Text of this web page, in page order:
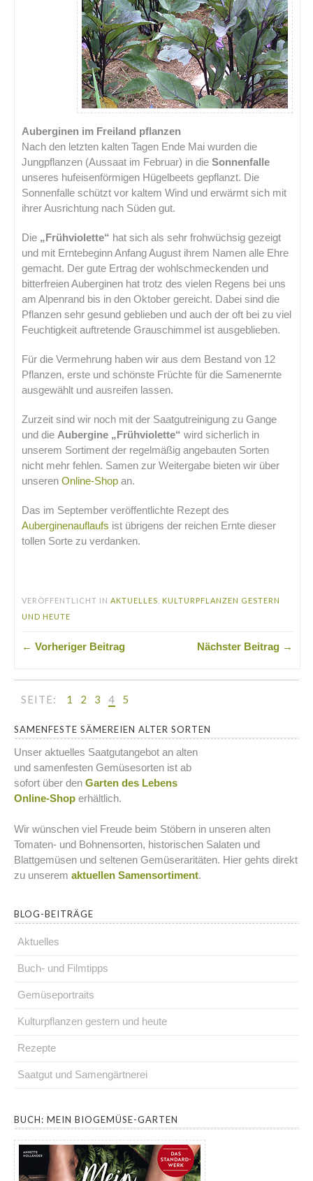
Auberginen im Freiland pflanzen
Nach den letzten kalten Tagen Ende Mai wurden die
Jungpflanzen (Aussaat im Februar) in die Sonnenfalle
unseres hufeisenförmigen Hügelbeets gepflanzt. Die
Sonnenfalle schützt vor kaltem Wind und erwärmt sich mit
ihrer Ausrichtung nach Süden gut.
Die „Frühviolette“ hat sich als sehr frohwüchsig gezeigt
und mit Erntebeginn Anfang August ihrem Namen alle Ehre
gemacht. Der gute Ertrag der wohlschmeckenden und
bitterfreien Auberginen hat trotz des vielen Regens bei uns
am Alpenrand bis in den Oktober gereicht. Dabei sind die
Pflanzen sehr gesund geblieben und auch der oft bei zu viel
Feuchtigkeit auftretende Grauschimmel ist ausgeblieben.
Für die Vermehrung haben wir aus dem Bestand von 12
Pflanzen, erste und schönste Früchte für die Samenernte
ausgewählt und ausreifen lassen.
Zurzeit sind wir noch mit der Saatgutreinigung zu Gange
und die Aubergine „Frühviolette“ wird sicherlich in
unserem Sortiment der regelmäßig angebauten Sorten
nicht mehr fehlen. Samen zur Weitergabe bieten wir über
unseren Online-Shop an.
Das im September veröffentlichte Rezept des
Auberginenauflaufs ist übrigens der reichen Ernte dieser
tollen Sorte zu verdanken.
VERÖFFENTLICHT IN AKTUELLES
KULTURPFLANZEN GESTERN
UND HEUTE
← Vorheriger Beitrag Nächster Beitrag →
SEITE: 1 2 3 4 5
SAMENFESTE SÄMEREIEN ALTER SORTEN
Unser aktuelles Saatgutangebot an alten
und samenfesten Gemüsesorten ist ab
sofort über den Garten des Lebens
Online-Shop erhältlich.
Wir wünschen viel Freude beim Stöbern in unseren alten
Tomaten- und Bohnensorten, historischen Salaten und
Blattgemüsen und seltenen Gemüseraritäten. Hier gehts direkt
zu unserem aktuellen Samensortiment.
BLOG-BEITRÄGE
Aktuelles
Buch- und Filmtipps
Gemüseportraits
Kulturpflanzen gestern und heute
Rezepte
Saatgut und Samengärtnerei
BUCH: MEIN BIOGEMÜSE-GARTEN